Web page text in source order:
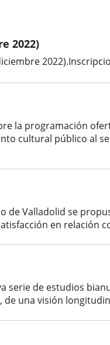
2022)
la programación
cultural público al
de Valladolid se
en relación
serie de estudios
una visión